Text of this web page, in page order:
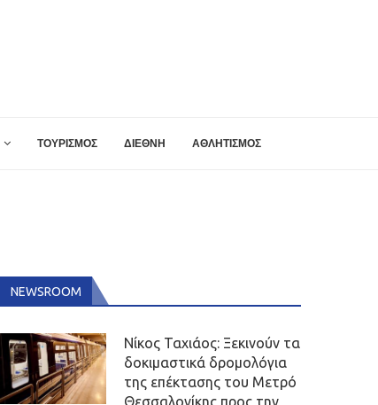
ΤΟΥΡΙΣΜΟΣ ΔΙΕΘΝΗ ΑΘΛΗΤΙΣΜΟΣ
NEWSROOM
Νίκος Ταχιάος: Ξεκινούν τα
δοκιμαστικά δρομολόγια
της επέκτασης του Μετρό
Θεσσαλονίκης προς την